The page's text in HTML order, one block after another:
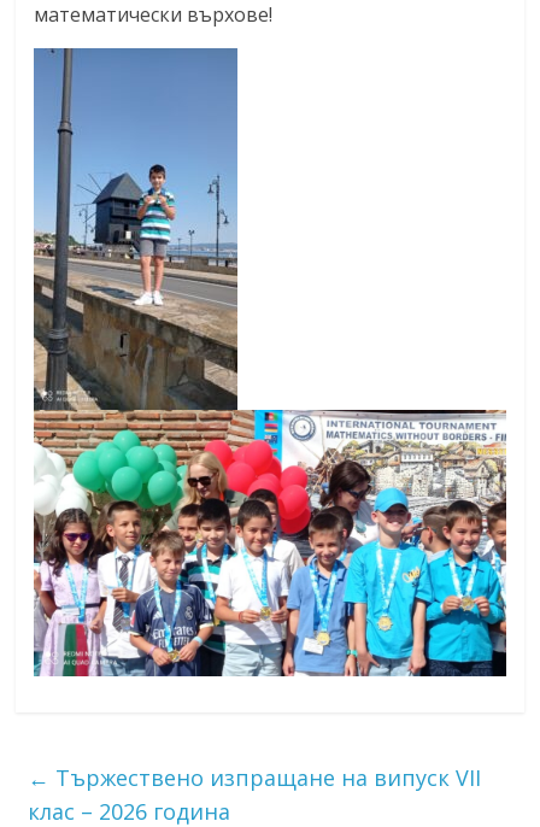
математически върхове!
← Тържествено изпращане на випуск VII
клас – 2026 година